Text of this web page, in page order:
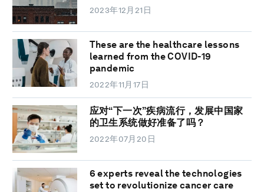
2023年12月21日
These are the healthcare lessons
learned from the COVID-19
pandemic
2022年11月17日
应对“下一次”疾病流行，发展中国家
的卫生系统做好准备了吗？
2022年07月20日
6 experts reveal the technologies
set to revolutionize cancer care